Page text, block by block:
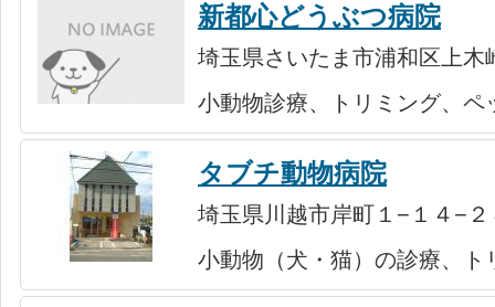
新都心どうぶつ病院
埼玉県さいたま市浦和区上木
小動物診療、トリミング、ペ
タブチ動物病院
埼玉県川越市岸町１−１４−２
小動物（犬・猫）の診療、ト